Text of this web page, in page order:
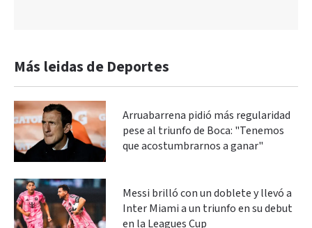
Más leidas de Deportes
Arruabarrena pidió más regularidad
pese al triunfo de Boca: "Tenemos
que acostumbrarnos a ganar"
Messi brilló con un doblete y llevó a
Inter Miami a un triunfo en su debut
en la Leagues Cup